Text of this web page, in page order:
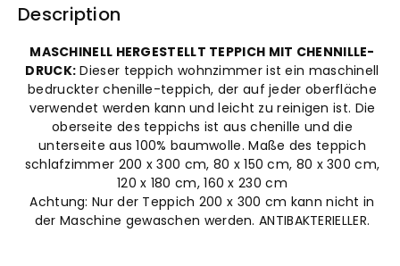
Druck
Maschinell
Hergestellt
Maschinell
Hergestellt
Description
MASCHINELL HERGESTELLT TEPPICH MIT CHENNILLE-
DRUCK: Dieser teppich wohnzimmer ist ein maschinell
bedruckter chenille-teppich, der auf jeder oberfläche
verwendet werden kann und leicht zu reinigen ist. Die
oberseite des teppichs ist aus chenille und die
unterseite aus 100% baumwolle. Maße des teppich
schlafzimmer 200 x 300 cm, 80 x 150 cm, 80 x 300 cm,
120 x 180 cm, 160 x 230 cm
Achtung: Nur der Teppich 200 x 300 cm kann nicht in
der Maschine gewaschen werden. ANTIBAKTERIELLER.